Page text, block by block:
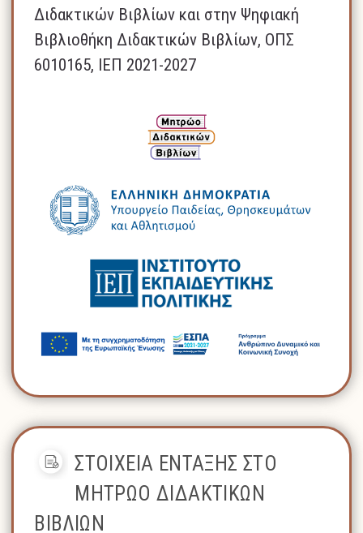
Διδακτικών Βιβλίων και στην Ψηφιακή
Βιβλιοθήκη Διδακτικών Βιβλίων, ΟΠΣ
6010165, ΙΕΠ 2021-2027
ΣΤΟΙΧΕΙΑ ΕΝΤΑΞΗΣ ΣΤΟ
ΜΗΤΡΩΟ ΔΙΔΑΚΤΙΚΩΝ
ΒΙΒΛΙΩΝ